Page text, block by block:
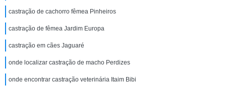
castração de cachorro fêmea Pinheiros
castração de fêmea Jardim Europa
castração em cães Jaguaré
onde localizar castração de macho Perdizes
onde encontrar castração veterinária Itaim Bibi